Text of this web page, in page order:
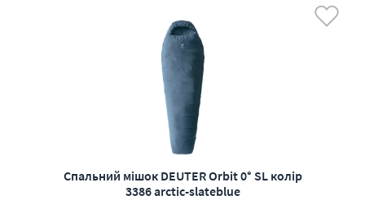
Спальний мішок DEUTER Orbit 0° SL колір
3386 arctic-slateblue